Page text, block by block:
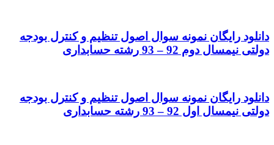
دانلود رایگان نمونه سوال اصول تنظیم و کنترل بودجه
دولتی نیمسال دوم 92 – 93 رشته حسابداری
دانلود رایگان نمونه سوال اصول تنظیم و کنترل بودجه
دولتی نیمسال اول 92 – 93 رشته حسابداری